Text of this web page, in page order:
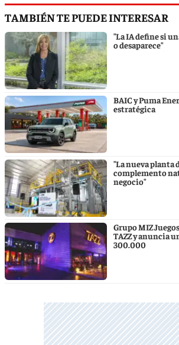
TAMBIÉN TE PUEDE INTERESAR
"La IA define si
o desaparece"
BAIC y Puma
estratégica
"La nueva planta
complemento
negocio"
Grupo MIZ
TAZZ y anuncia
300.000